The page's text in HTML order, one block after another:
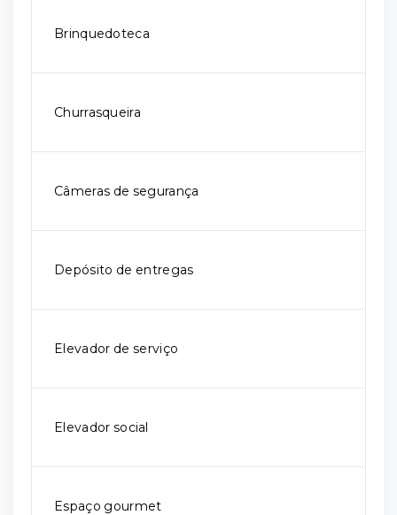
Brinquedoteca
Churrasqueira
Câmeras de segurança
Depósito de entregas
Elevador de serviço
Elevador social
Espaço gourmet